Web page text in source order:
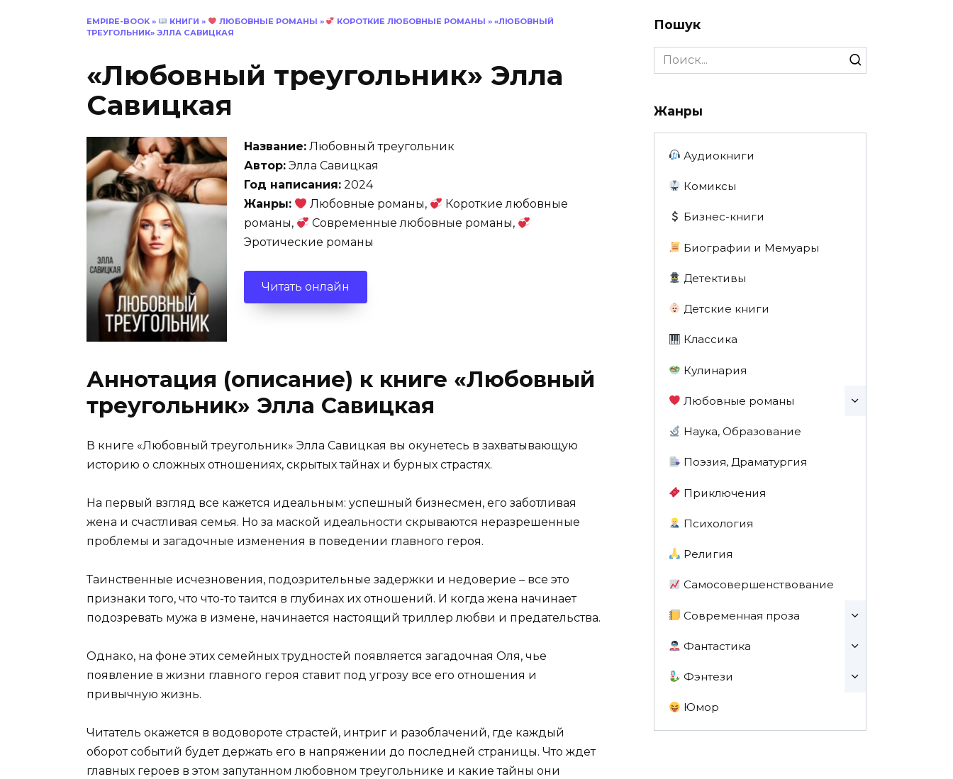
EMPIRE-BOOK » КНИГИ » ЛЮБОВНЫЕ РОМАНЫ » КОРОТКИЕ ЛЮБОВНЫЕ РОМАНЫ »«ЛЮБОВНЫЙ
ТРЕУГОЛЬНИК» ЭЛЛА САВИЦКАЯ
«Любовный треугольник» Элла
Савицкая
Название: Любовный треугольник
Автор: Элла Савицкая
Год написания: 2024
Жанры:
Любовные романы,
Короткие любовные
романы,
Современные любовные романы,
Эротические романы
Читать онлайн
Аннотация (описание) к книге «Любовный
треугольник» Элла Савицкая
В книге «Любовный треугольник» Элла Савицкая вы окунетесь в захватывающую
историю о сложных отношениях, скрытых тайнах и бурных страстях.
На первый взгляд все кажется идеальным: успешный бизнесмен, его заботливая
жена и счастливая семья. Но за маской идеальности скрываются неразрешенные
проблемы и загадочные изменения в поведении главного героя.
Таинственные исчезновения, подозрительные задержки и недоверие – все это
признаки того, что что-то таится в глубинах их отношений. И когда жена начинает
подозревать мужа в измене, начинается настоящий триллер любви и предательства.
Однако, на фоне этих семейных трудностей появляется загадочная Оля, чье
появление в жизни главного героя ставит под угрозу все его отношения и
привычную жизнь.
Читатель окажется в водовороте страстей, интриг и разоблачений, где каждый
оборот событий будет держать его в напряжении до последней страницы. Что ждет
главных героев в этом запутанном любовном треугольнике и какие тайны они
Пошук
Search
for:
Жанры
Аудиокниги
Комиксы
Бизнес-книги
Биографии и Мемуары
Детективы
Детские книги
Классика
Кулинария
Любовные романы
Наука, Образование
Поэзия, Драматургия
Приключения
Психология
Религия
Самосовершенствование
Современная проза
Фантастика
Фэнтези
Юмор